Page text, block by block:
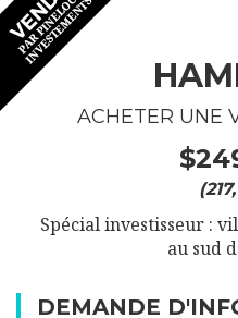
ACHETER UNE
Spécial investisseur :
au sud
DEMANDE